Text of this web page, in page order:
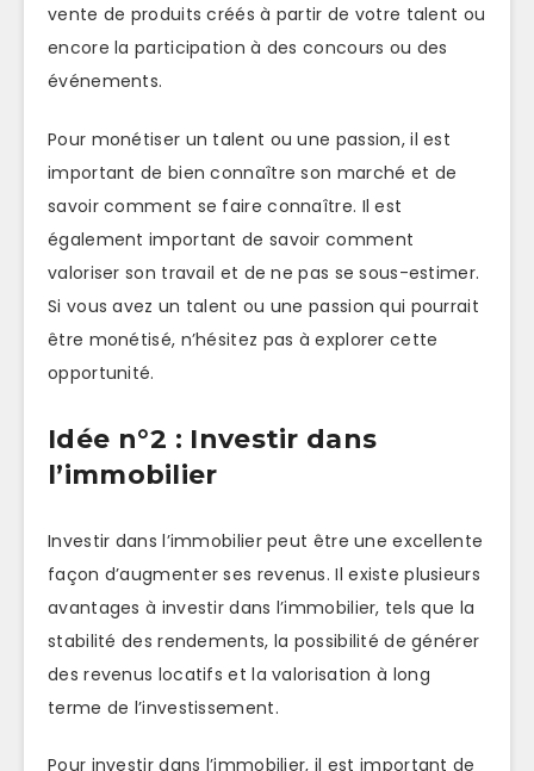
vente de produits créés à partir de votre talent ou
encore la participation à des concours ou des
événements.
Pour monétiser un talent ou une passion, il est
important de bien connaître son marché et de
savoir comment se faire connaître. Il est
également important de savoir comment
valoriser son travail et de ne pas se sous-estimer.
Si vous avez un talent ou une passion qui pourrait
être monétisé, n’hésitez pas à explorer cette
opportunité.
Idée n°2 : Investir dans
l’immobilier
Investir dans l’immobilier peut être une excellente
façon d’augmenter ses revenus. Il existe plusieurs
avantages à investir dans l’immobilier, tels que la
stabilité des rendements, la possibilité de générer
des revenus locatifs et la valorisation à long
terme de l’investissement.
Pour investir dans l’immobilier, il est important de